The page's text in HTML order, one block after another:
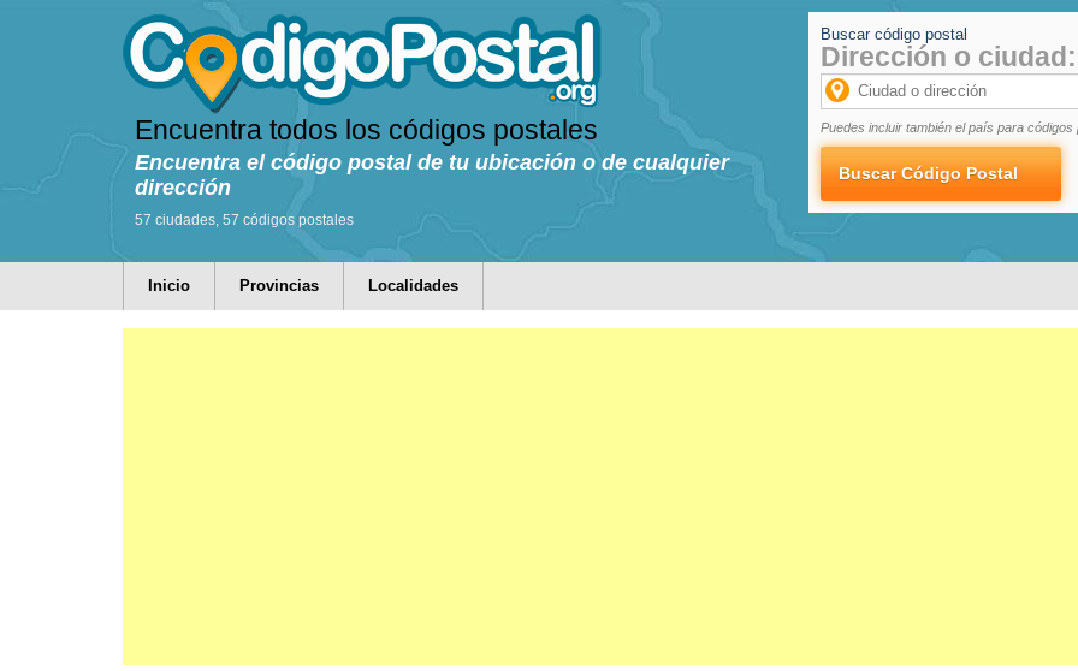
Encuentra todos los códigos postales
Encuentra el código postal de tu ubicación o de cualquier
dirección
57 ciudades, 57 códigos postales
Buscar código postal
Dirección o ciudad:
Puedes incluir también el país para códigos
Inicio Provincias Localidades